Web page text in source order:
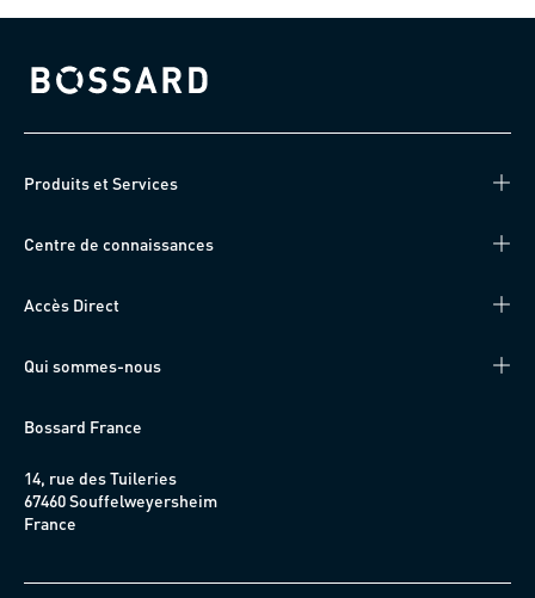
Bossard homepage
Produits et Services
Centre de connaissances
Accès Direct
Qui sommes-nous
Bossard France
14, rue des Tuileries
67460 Souffelweyersheim
France